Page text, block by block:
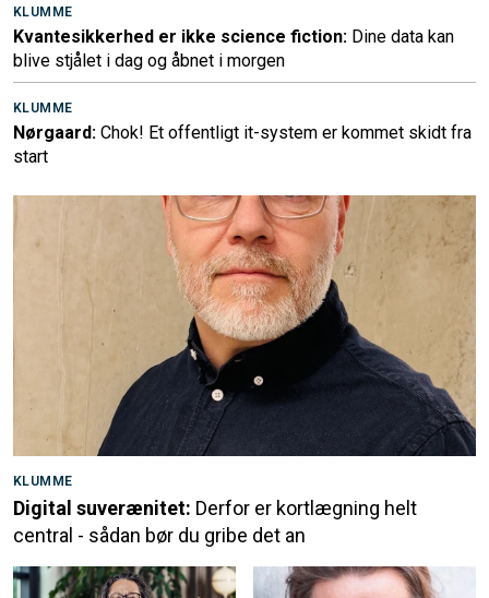
KLUMME
Kvantesikkerhed er ikke science fiction: Dine data kan
blive stjålet i dag og åbnet i morgen
KLUMME
Nørgaard: Chok! Et offentligt it-system er kommet skidt fra
start
KLUMME
Digital suverænitet: Derfor er kortlægning helt
central - sådan bør du gribe det an